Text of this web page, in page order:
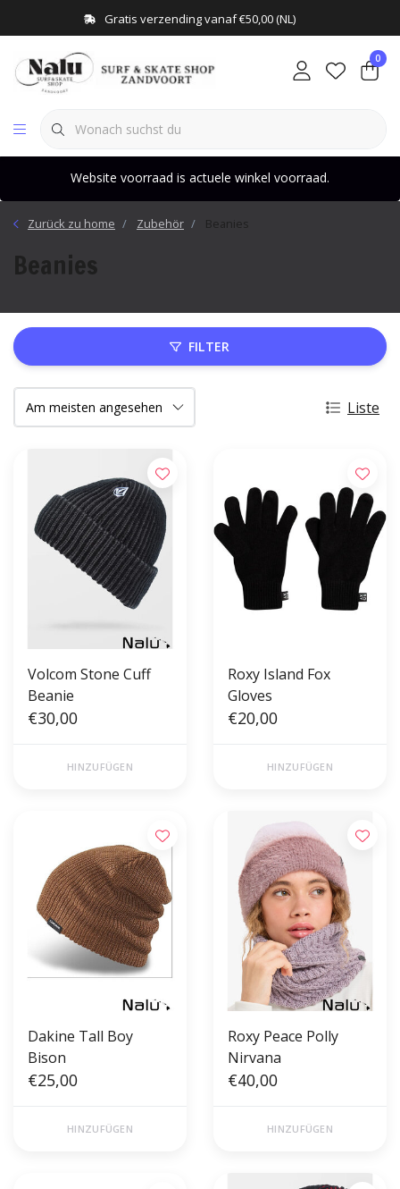
Gratis verzending vanaf €50,00 (NL)
0
Website voorraad is actuele winkel voorraad.
Zurück zu home Zubehör Beanies
Beanies
FILTER
Liste
Volcom Stone Cuff
Beanie
€30,00
HINZUFÜGEN
Roxy Island Fox
Gloves
€20,00
HINZUFÜGEN
Dakine Tall Boy
Bison
€25,00
HINZUFÜGEN
Roxy Peace Polly
Nirvana
€40,00
HINZUFÜGEN